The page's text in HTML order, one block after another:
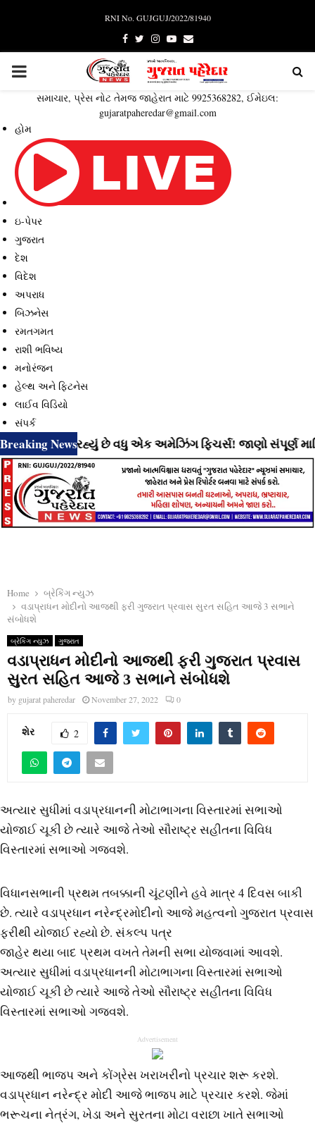
RNI No. GUJGUJ/2022/81940
Facebook
TwitterInstagram
YoutubeEmail
PRIMARY
MENU
સમાચાર, પ્રેસ નોટ તેમજ જાહેરાત માટે 9925368282, ઈમેઇલ:
gujaratpaheredar@gmail.com
હોમ
ઇ-પેપર
ગુજરાત
દેશ
વિદેશ
અપરાધ
બિઝનેસ
રમતગમત
રાશી ભવિષ્ય
મનોરંજન
હેલ્થ અને ફિટનેસ
લાઈવ વિડિયો
સંપર્ક
Breaking News
લાવી રહ્યું છે વધુ એક અમેઝિંગ ફિચર્સ! જાણો સંપૂર્ણ માહિતી
Home
બ્રેકિંગ ન્યુઝ
વડાપ્રાધન મોદીનો આજથી ફરી ગુજરાત પ્રવાસ સુરત સહિત આજે 3 સભાને
સંબોધશે
બ્રેકિંગ ન્યુઝ ગુજરાત
વડાપ્રાધન મોદીનો આજથી ફરી ગુજરાત પ્રવાસ
સુરત સહિત આજે 3 સભાને સંબોધશે
by gujarat paheredar November 27, 2022 0
શેર 2
અત્યાર સુધીમાં વડાપ્રધાનની મોટાભાગના વિસ્તારમાં સભાઓ
યોજાઈ ચૂકી છે ત્યારે આજે તેઓ સૌરાષ્ટ્ર સહીતના વિવિધ
વિસ્તારમાં સભાઓ ગજવશે.
વિધાનસભાની પ્રથમ તબક્કાની ચૂંટણીને હવે માત્ર 4 દિવસ બાકી
છે. ત્યારે વડાપ્રધાન નરેન્દ્રમોદીનો આજે મહત્વનો ગુજરાત પ્રવાસ
ફરીથી યોજાઈ રહ્યો છે. સંકલ્પ પત્ર
જાહેર થયા બાદ પ્રથમ વખતે તેમની સભા યોજવામાં આવશે.
અત્યાર સુધીમાં વડાપ્રધાનની મોટાભાગના વિસ્તારમાં સભાઓ
યોજાઈ ચૂકી છે ત્યારે આજે તેઓ સૌરાષ્ટ્ર સહીતના વિવિધ
વિસ્તારમાં સભાઓ ગજવશે.
Advertisement
આજથી ભાજપ અને કોંગ્રેસ ખરાખરીનો પ્રચાર શરૂ કરશે.
વડાપ્રધાન નરેન્દ્ર મોદી આજે ભાજપ માટે પ્રચાર કરશે. જેમાં
ભરૂચના નેત્રંગ, ખેડા અને સુરતના મોટા વરાછા ખાતે સભાઓ